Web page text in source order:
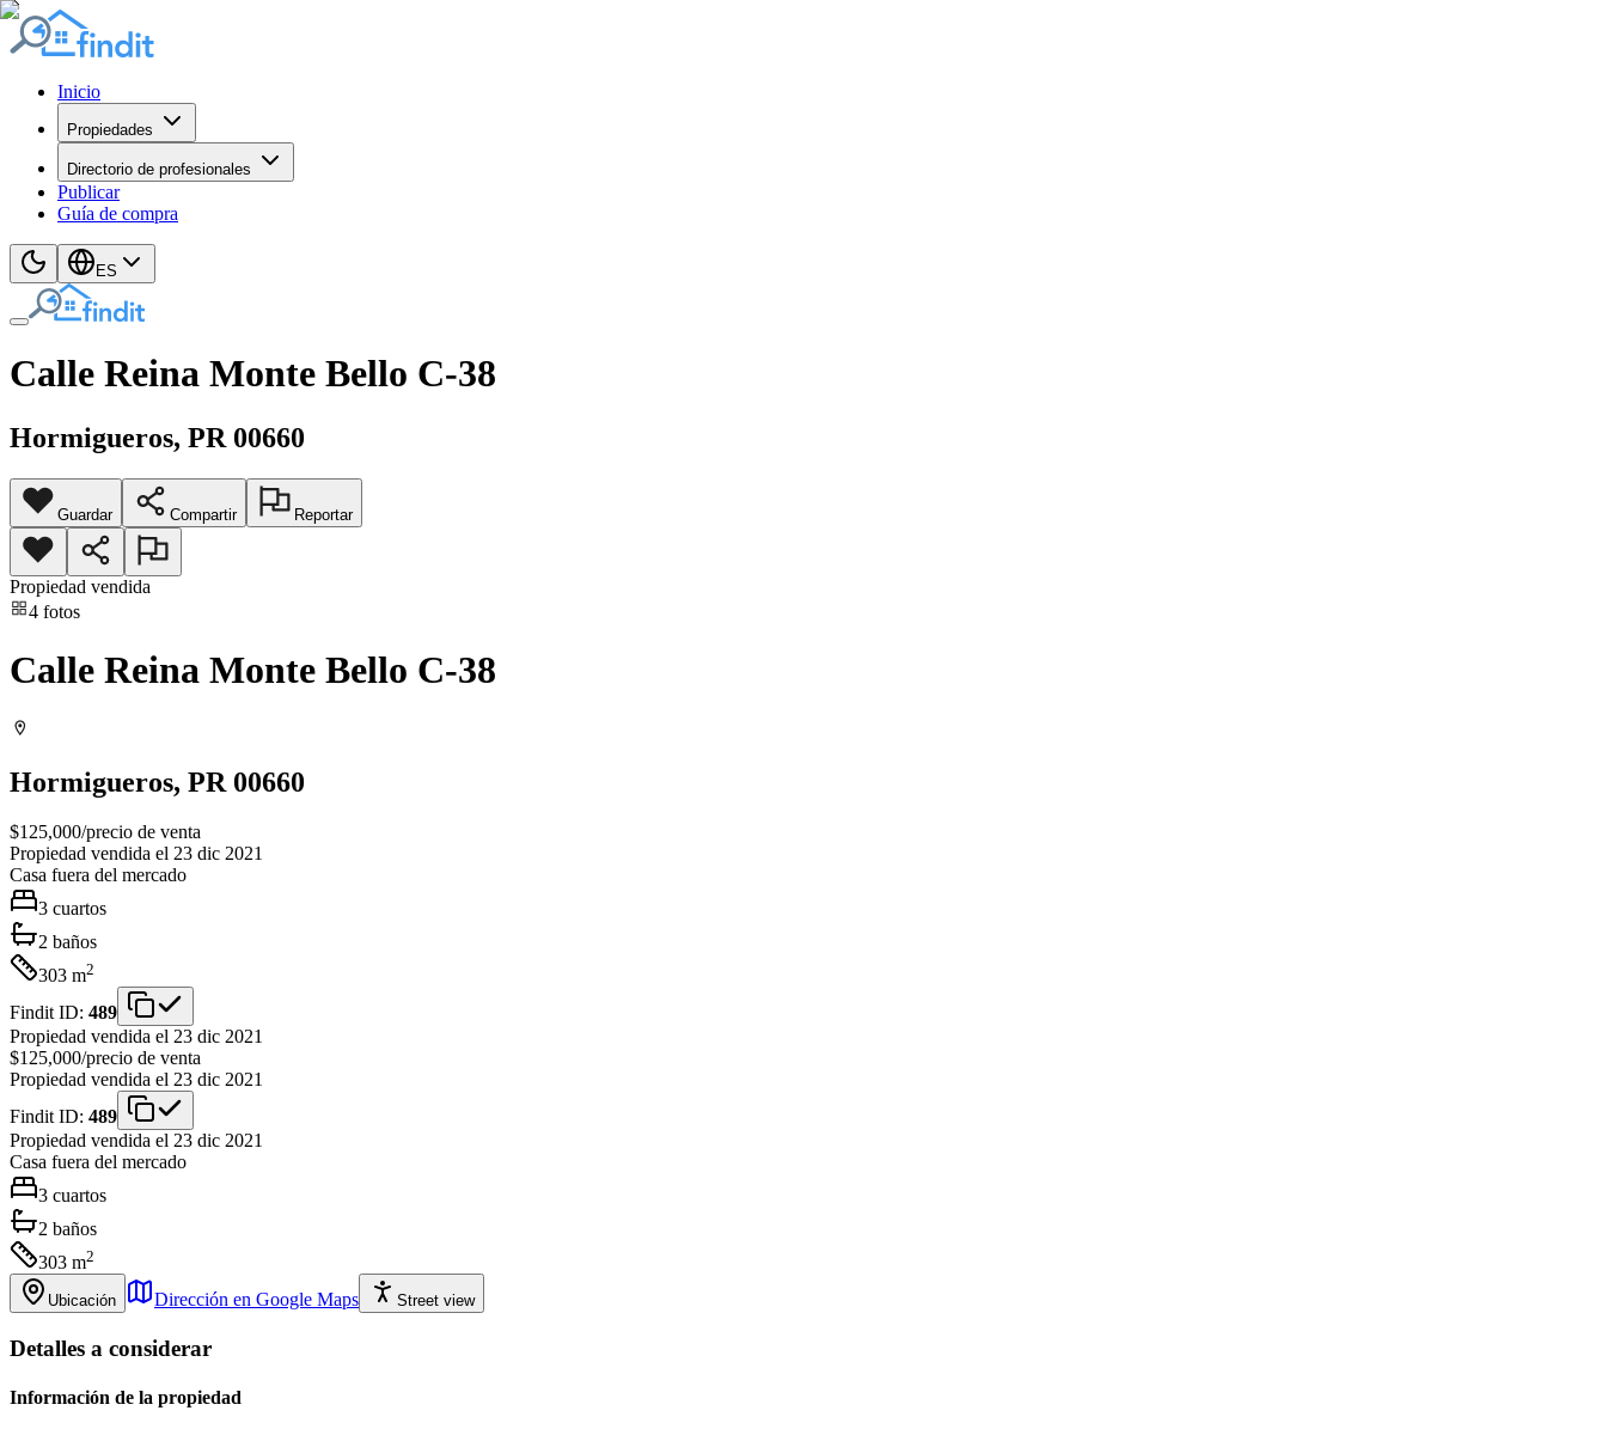
Inicio
Propiedades
Directorio de profesionales
Publicar
Guía de compra
ES
Calle Reina Monte Bello C-38
Hormigueros, PR 00660
Guardar Compartir Reportar
Propiedad vendida
4 fotos
Calle Reina Monte Bello C-38
Hormigueros, PR 00660
$125,000/precio de venta
Propiedad vendida el 23 dic 2021
Casa fuera del mercado
3 cuartos
2 baños
303 m2
Findit ID: 489
Propiedad vendida el 23 dic 2021
$125,000/precio de venta
Propiedad vendida el 23 dic 2021
Findit ID: 489
Propiedad vendida el 23 dic 2021
Casa fuera del mercado
3 cuartos
2 baños
303 m2
Ubicación Dirección en Google Maps Street view
Detalles a considerar
Información de la propiedad